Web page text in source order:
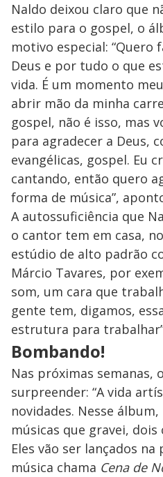
Naldo deixou claro que
estilo para o gospel, o
motivo especial: “Quero
Deus e por tudo o que
vida. É um momento
abrir mão da minha
gospel, não é isso, mas
para agradecer a Deus,
evangélicas, gospel. Eu
cantando, então quero
forma de música”,
A autossuficiência que
o cantor tem em casa,
estúdio de alto padrão
Márcio Tavares, por
som, um cara que
gente tem, digamos,
estrutura para
Bombando!
Nas próximas semanas,
surpreender: “A vida
novidades. Nesse álbum,
músicas que gravei, dois
Eles vão ser lançados
música chama Cena de